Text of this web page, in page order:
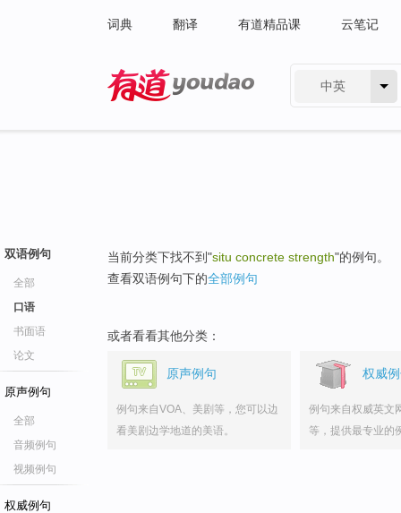
词典 翻译 有道精品课 云笔记
中英
双语例句
全部
口语
书面语
论文
原声例句
全部
音频例句
视频例句
权威例句
当前分类下找不到"situ concrete strength"的例句。
查看双语例句下的全部例句
或者看看其他分类：
原声例句
例句来自VOA、美剧等，您可以边
看美剧边学地道的美语。
权威
例句来自权威英文
等，提供最专业的